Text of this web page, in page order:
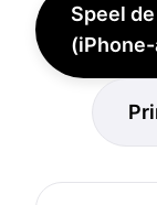
Speel